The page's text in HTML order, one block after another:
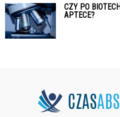
CZY PO
APTECE?